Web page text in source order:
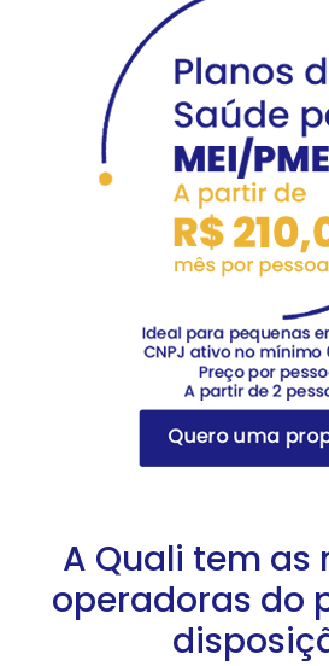
A Quali tem as
operadoras do